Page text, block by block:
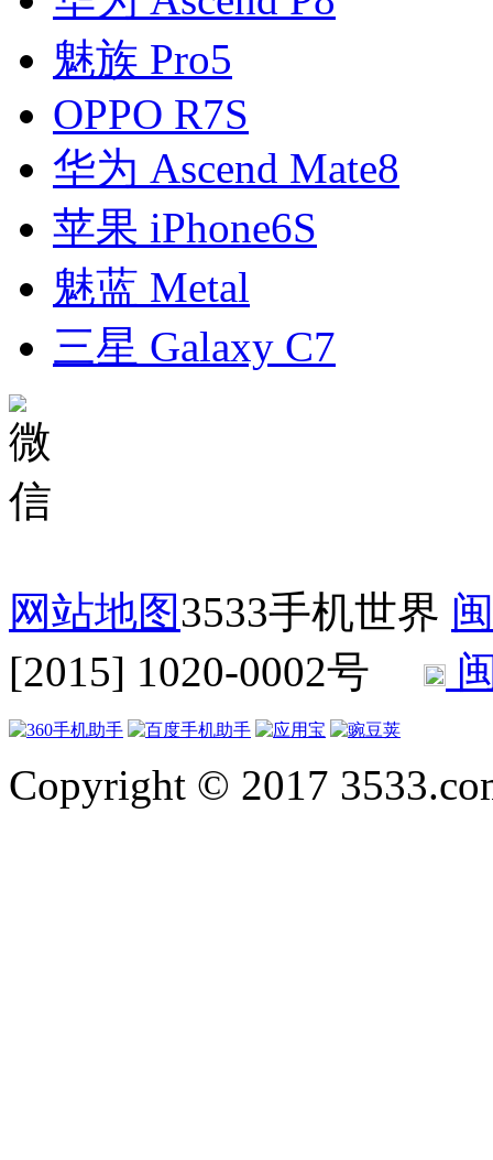
魅族 Pro5
OPPO R7S
华为 Ascend Mate8
苹果 iPhone6S
魅蓝 Metal
三星 Galaxy C7
网站地图3533手机世界
[2015] 1020-0002号
Copyright © 2017